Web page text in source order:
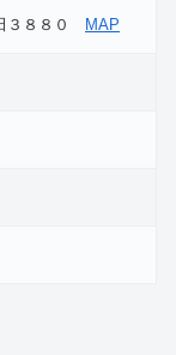
３８８０ MAP